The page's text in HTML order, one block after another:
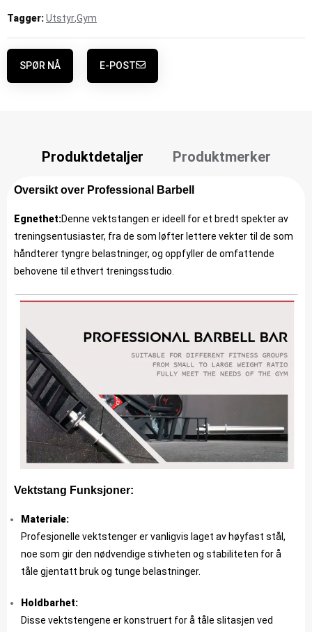
Tagger:Utstyr,Gym
SPØR NÅ E-POST
Produktdetaljer Produktmerker
Oversikt over Professional Barbell
Egnethet:Denne vektstangen er ideell for et bredt spekter av
treningsentusiaster, fra de som løfter lettere vekter til de som
håndterer tyngre belastninger, og oppfyller de omfattende
behovene til ethvert treningsstudio.
Vektstang Funksjoner:
Materiale:
Profesjonelle vektstenger er vanligvis laget av høyfast stål,
noe som gir den nødvendige stivheten og stabiliteten for å
tåle gjentatt bruk og tunge belastninger.
Holdbarhet:
Disse vektstengene er konstruert for å tåle slitasjen ved